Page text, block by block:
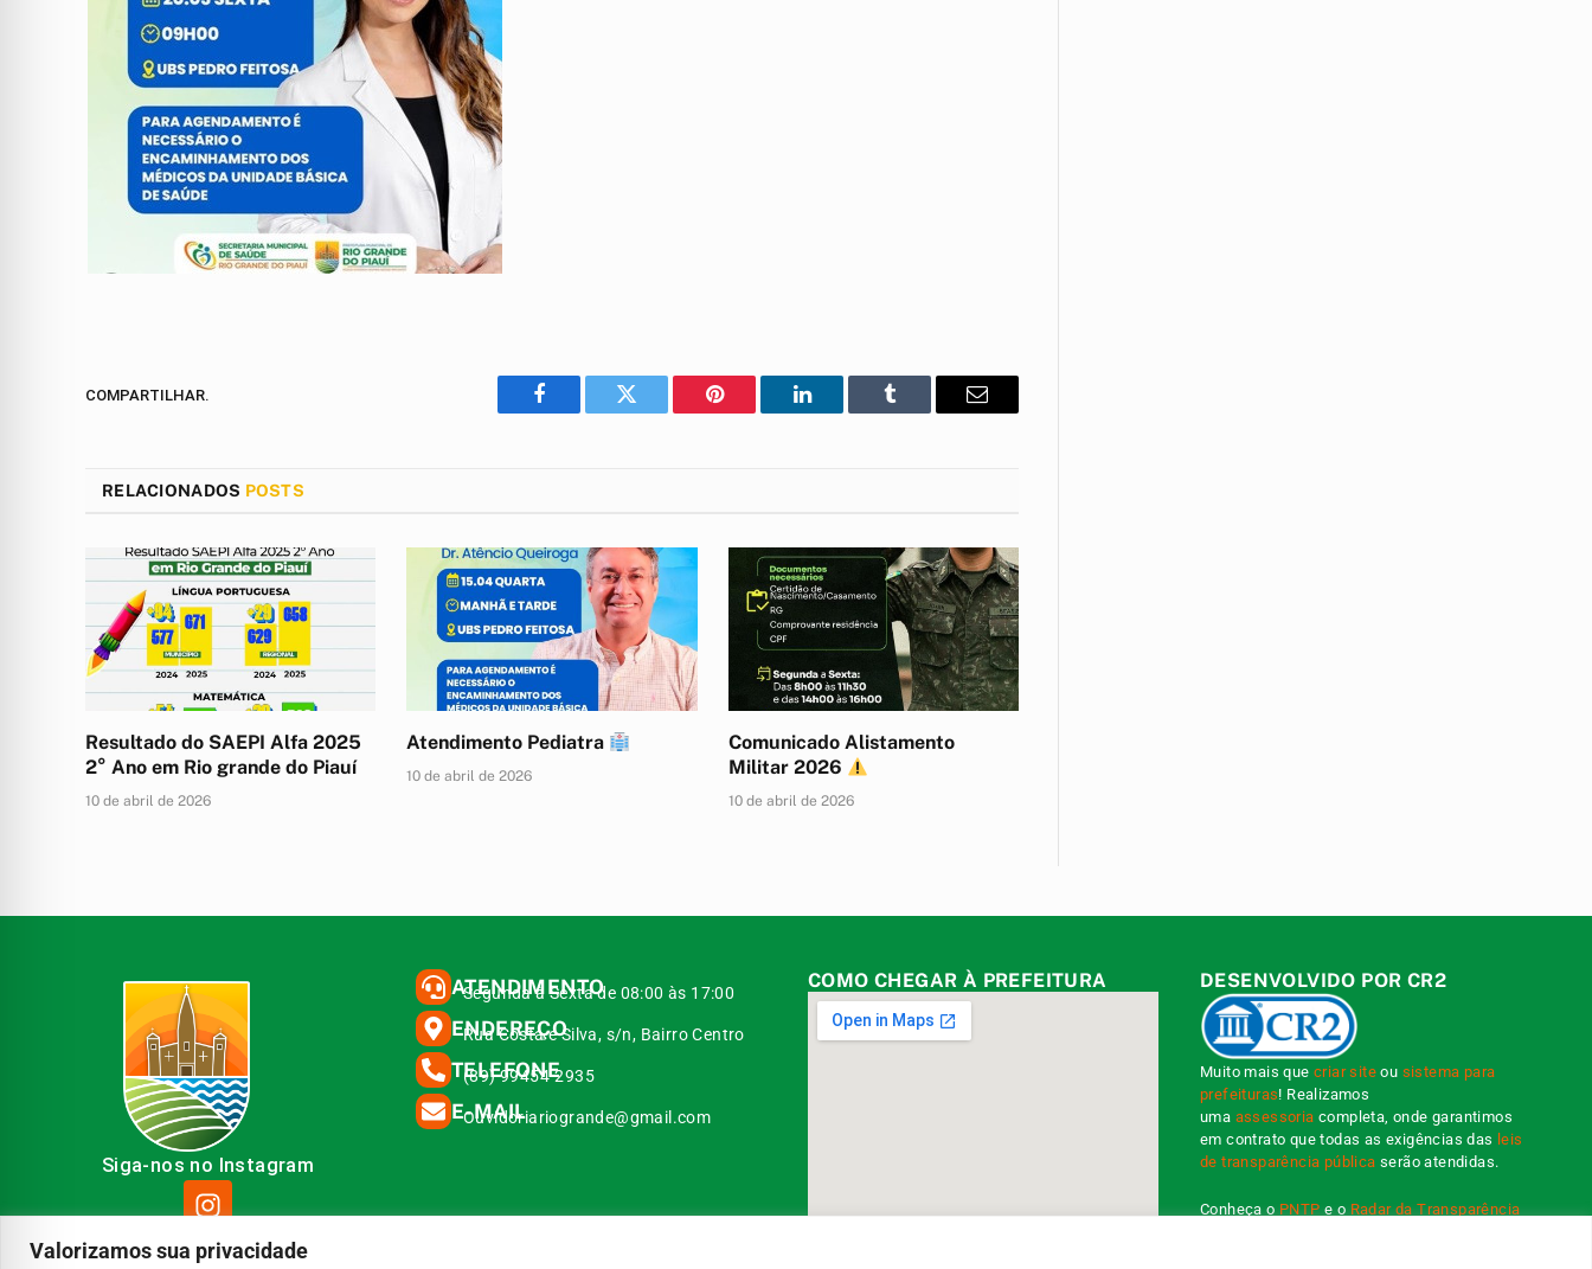
Valorizamos sua privacidade
COMPARTILHAR.
Facebook Twitter Pinterest LinkedIn Tumblr
E-
RELACIONADOS POSTS
Resultado do SAEPI Alfa 2025
2° Ano em Rio grande do Piauí
10 de abril de 2026
Atendimento Pediatra
10 de abril de 2026
Comunicado Alistamento
Militar 2026
10 de abril de 2026
Siga-nos no Instagram
ATENDIMENTO
Segunda à Sexta de 08:00 às 17:00
ENDEREÇO
Rua Costa e Silva, s/n, Bairro Centro
TELEFONE
(89) 99454-2935
E-MAIL
Ouvidoriariogrande@gmail.com
COMO CHEGAR À PREFEITURA DESENVOLVIDO POR CR2
Muito mais quecriar site ou sistema para
prefeituras! Realizamos
uma assessoria completa, onde garantimos
em contrato que todas as exigências das leis
de transparência pública serão atendidas.
Conheça o PNTP e o Radar da Transparência